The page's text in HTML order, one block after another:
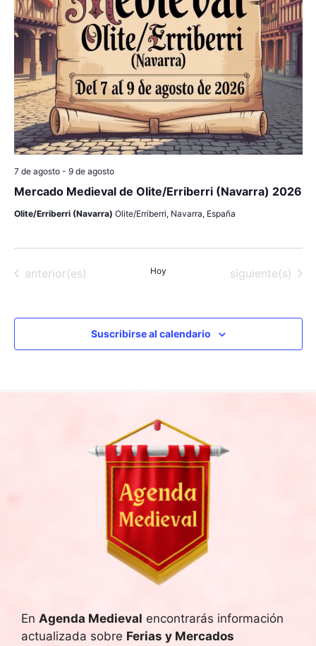
i
ó
n
d
e
b
ú
q
u
e
d
d
n
d
e
v
i
s
a
E
n
a
f
c
h
a
.
Mercado Medieval de Olite/Erriberri (Navarra) 2026
7 de agosto- 9 de agosto
Olite/Erriberri (Navarra) Olite/Erriberri, Navarra, España
Eventos
anterior(es) Hoy Eventos
siguiente(s)
Suscribirse al calendario
En Agenda Medieval encontrarás información
actualizada sobre Ferias y Mercados